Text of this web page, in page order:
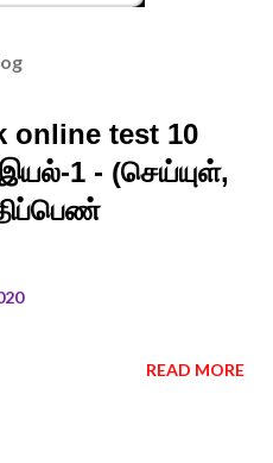
online test 10
1 - (செய்யுள்,
READ MORE